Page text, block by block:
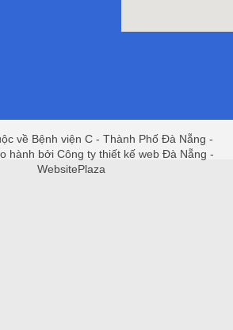
về Bệnh viện C - Thành Phố Đà Nẵng -
hành bởi Công ty thiết kế web Đà Nẵng -
WebsitePlaza